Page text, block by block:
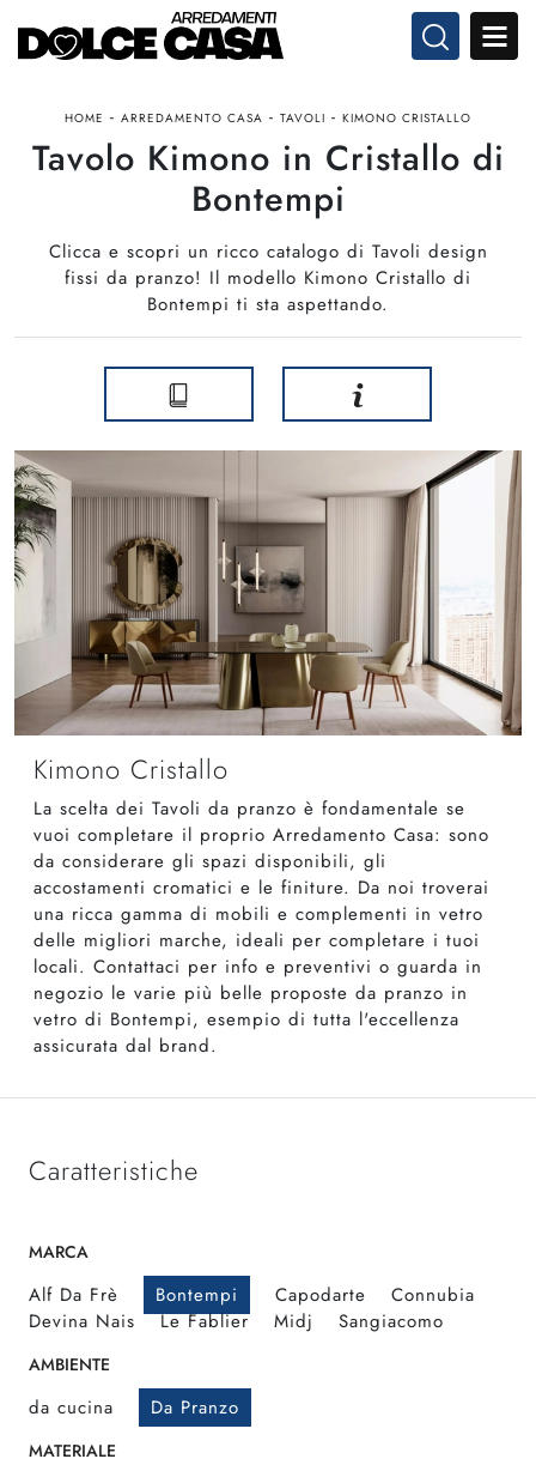
HOME - ARREDAMENTO CASA - TAVOLI - KIMONO CRISTALLO
Tavolo Kimono in Cristallo di
Bontempi
Clicca e scopri un ricco catalogo di Tavoli design
fissi da pranzo! Il modello Kimono Cristallo di
Bontempi ti sta aspettando.
Kimono Cristallo
La scelta dei Tavoli da pranzo è fondamentale se
vuoi completare il proprio Arredamento Casa: sono
da considerare gli spazi disponibili, gli
accostamenti cromatici e le finiture. Da noi troverai
una ricca gamma di mobili e complementi in vetro
delle migliori marche, ideali per completare i tuoi
locali. Contattaci per info e preventivi o guarda in
negozio le varie più belle proposte da pranzo in
vetro di Bontempi, esempio di tutta l'eccellenza
assicurata dal brand.
Caratteristiche
MARCA
Alf Da Frè Bontempi Capodarte
Connubia
Devina Nais
Le Fablier Midj Sangiacomo
AMBIENTE
da cucina Da Pranzo
MATERIALE